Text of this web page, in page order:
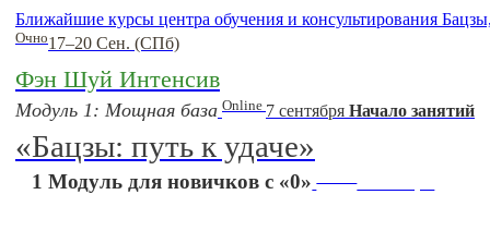
Ближайшие курсы центра обучения и консультирования
Очно17–20 Сен. (СПб)
Фэн Шуй Интенсив
Модуль 1: Мощная база Online 7 сентября Начало занятий
«Бацзы: путь к удаче»
1 Модуль для новичков с «0» 11 ноября